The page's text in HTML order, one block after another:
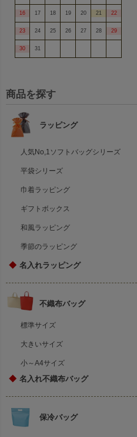
16 17 18 19 20 21 22
23 24 25 26 27 28 29
30 31
商品を探す
ラッピング
人気No,1ソフトバッグシリーズ
平袋シリーズ
巾着ラッピング
ギフトボックス
和風ラッピング
季節のラッピング
◆ 名入れラッピング
不織布バッグ
標準サイズ
大きいサイズ
小～A4サイズ
◆ 名入れ不織布バッグ
保冷バッグ